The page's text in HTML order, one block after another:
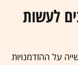
לעשות
על ההזדמנויות